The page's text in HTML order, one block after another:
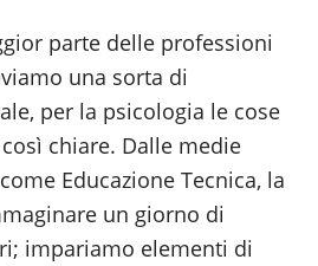
parte delle professioni
una sorta di
per la psicologia le cose
chiare. Dalle medie
Educazione Tecnica, la
un giorno di
impariamo elementi di